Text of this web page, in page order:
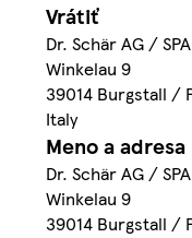
Vrátiť
Dr. Schär AG / SPA
Winkelau 9
39014 Burgstall /
Italy
Meno a adresa
Dr. Schär AG / SPA
Winkelau 9
39014 Burgstall /